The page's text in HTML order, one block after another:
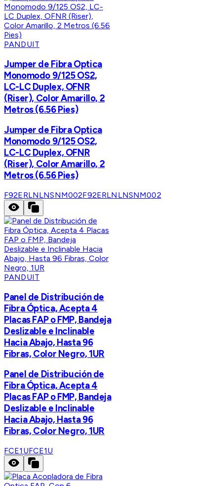
PANDUIT
Jumper de Fibra Optica
Monomodo 9/125 OS2,
LC-LC Duplex, OFNR
(Riser), Color Amarillo, 2
Metros (6.56 Pies)
Jumper de Fibra Optica
Monomodo 9/125 OS2,
LC-LC Duplex, OFNR
(Riser), Color Amarillo, 2
Metros (6.56 Pies)
F92ERLNLNSNM002F92ERLNLNSNM002
PANDUIT
Panel de Distribución de
Fibra Óptica, Acepta 4
Placas FAP o FMP, Bandeja
Deslizable e Inclinable
Hacia Abajo, Hasta 96
Fibras, Color Negro, 1UR
Panel de Distribución de
Fibra Óptica, Acepta 4
Placas FAP o FMP, Bandeja
Deslizable e Inclinable
Hacia Abajo, Hasta 96
Fibras, Color Negro, 1UR
FCE1UFCE1U